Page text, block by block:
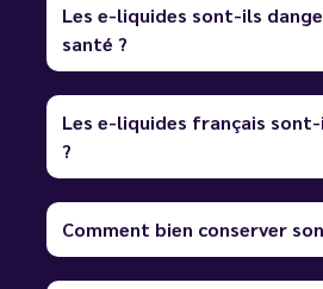
Les e-liquides sont-ils
santé ?
Les e-liquides français
?
Comment bien conserver